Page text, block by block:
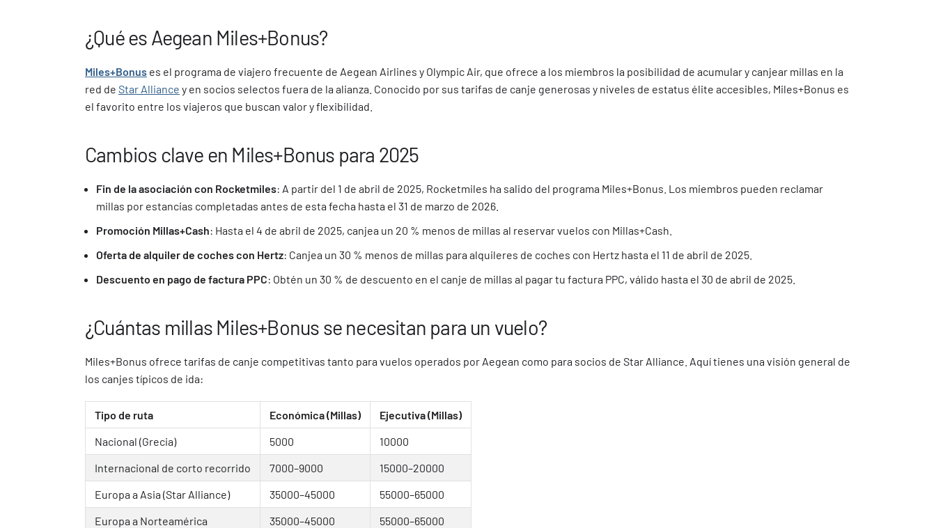
¿Qué es Aegean Miles+Bonus?
Miles+Bonus es el programa de viajero frecuente de Aegean Airlines y Olympic Air, que ofrece a los miembros la posibilidad de acumular y canjear millas en la
red de Star Alliance y en socios selectos fuera de la alianza. Conocido por sus tarifas de canje generosas y niveles de estatus élite accesibles, Miles+Bonus es
el favorito entre los viajeros que buscan valor y flexibilidad.
Cambios clave en Miles+Bonus para 2025
Fin de la asociación con Rocketmiles: A partir del 1 de abril de 2025, Rocketmiles ha salido del programa Miles+Bonus. Los miembros pueden reclamar
millas por estancias completadas antes de esta fecha hasta el 31 de marzo de 2026.
Promoción Millas+Cash: Hasta el 4 de abril de 2025, canjea un 20 % menos de millas al reservar vuelos con Millas+Cash.
Oferta de alquiler de coches con Hertz: Canjea un 30 % menos de millas para alquileres de coches con Hertz hasta el 11 de abril de 2025.
Descuento en pago de factura PPC: Obtén un 30 % de descuento en el canje de millas al pagar tu factura PPC, válido hasta el 30 de abril de 2025.
¿Cuántas millas Miles+Bonus se necesitan para un vuelo?
Miles+Bonus ofrece tarifas de canje competitivas tanto para vuelos operados por Aegean como para socios de Star Alliance. Aquí tienes una visión general de
los canjes típicos de ida:
Tipo de ruta Económica (Millas)
Ejecutiva (Millas)
Nacional (Grecia)
5000
10000
Internacional de corto recorrido
7000–9000
15000–20000
Europa a Asia (Star Alliance)
35000–45000
55000–65000
Europa a Norteamérica
35000–45000 55000–65000